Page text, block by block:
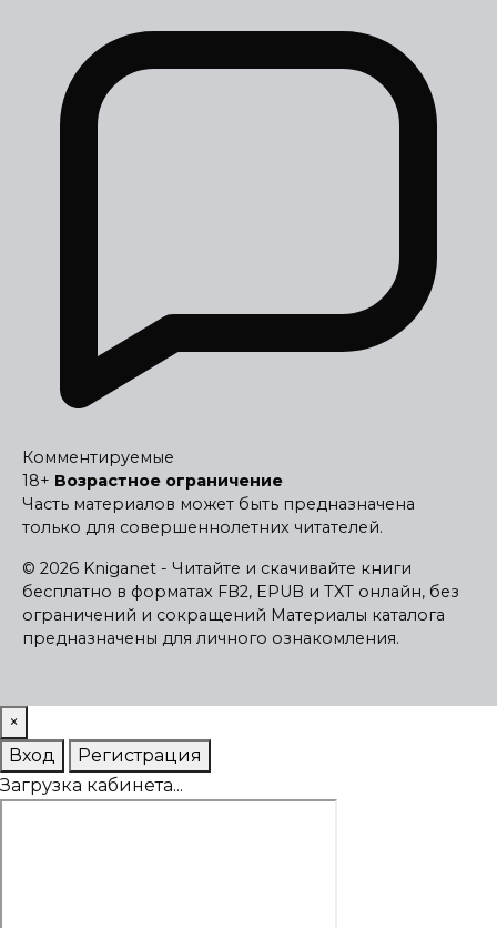
Комментируемые
18+ Возрастное ограничение
Часть материалов может быть предназначена
только для совершеннолетних читателей.
© 2026 Kniganet - Читайте и скачивайте книги
бесплатно в форматах FB2, EPUB и TXT онлайн, без
ограничений и сокращений Материалы каталога
предназначены для личного ознакомления.
×
Вход
Регистрация
Загрузка кабинета...